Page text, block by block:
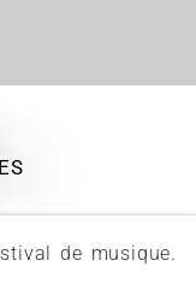
de musique.